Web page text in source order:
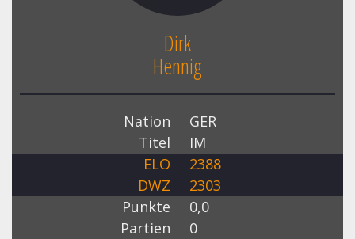
Dirk
Hennig
Nation
GER
Titel
IM
ELO
2388
DWZ
2303
Punkte
0,0
Partien
0